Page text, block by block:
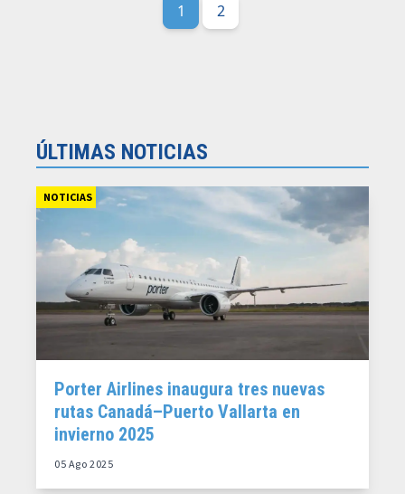
1 2
ÚLTIMAS NOTICIAS
NOTICIAS
Porter Airlines inaugura tres nuevas
rutas Canadá–Puerto Vallarta en
invierno 2025
05 Ago 2025